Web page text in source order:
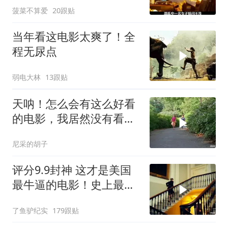
菠菜不算爱 20跟贴
当年看这电影太爽了！全
程无尿点
弱电大林 13跟贴
天呐！怎么会有这么好看
的电影，我居然没有看
尼采的胡子
评分9.9封神 这才是美国
最牛逼的电影！史上最高
了鱼驴纪实 179跟贴